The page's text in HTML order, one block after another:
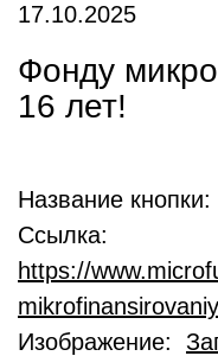
17.10.2025
Фонду
16 лет!
Название
Ссылка:
https://
Изображение: